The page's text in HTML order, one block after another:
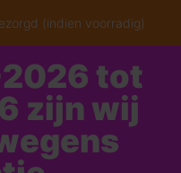
(indien voorradig)
tot
zijn wij